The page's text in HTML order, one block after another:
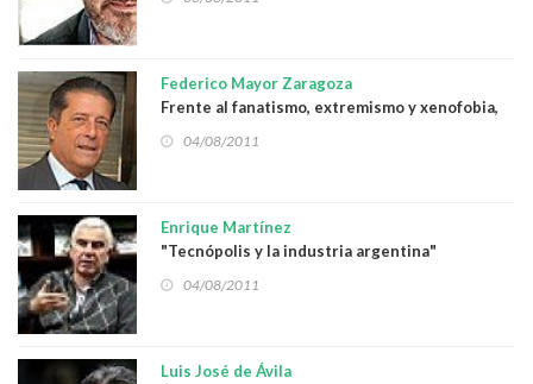
Federico Mayor Zaragoza
Frente al fanatismo, extremismo y xenofobia,
más y mejor democracia
04/08/2011
Enrique Martínez
"Tecnópolis y la industria argentina"
04/08/2011
Luis José de Ávila